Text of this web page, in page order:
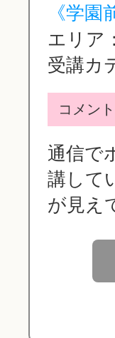
《学園
エリア：
受講カ
コメント
通信で
講して
が見え